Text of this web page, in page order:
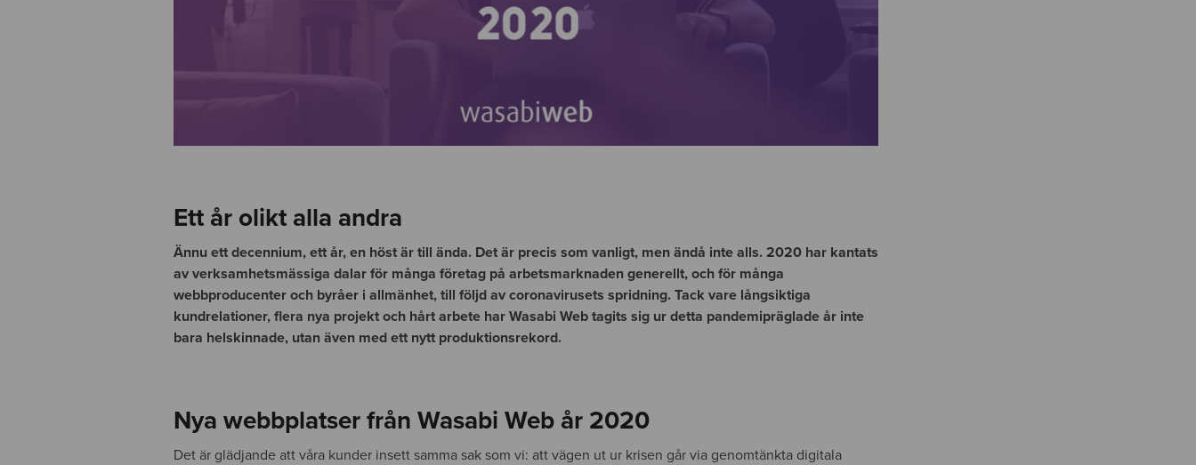
Ett år olikt alla andra
Ännu ett decennium, ett år, en höst är till ända. Det är precis som vanligt, men ändå inte alls. 2020 har kantats
av verksamhetsmässiga dalar för många företag på arbetsmarknaden generellt, och för många
webbproducenter och byråer i allmänhet, till följd av coronavirusets spridning. Tack vare långsiktiga
kundrelationer, flera nya projekt och hårt arbete har Wasabi Web tagits sig ur detta pandemipräglade år inte
bara helskinnade, utan även med ett nytt produktionsrekord.
Nya webbplatser från Wasabi Web år 2020
Det är glädjande att våra kunder insett samma sak som vi: att vägen ut ur krisen går via genomtänkta digitala